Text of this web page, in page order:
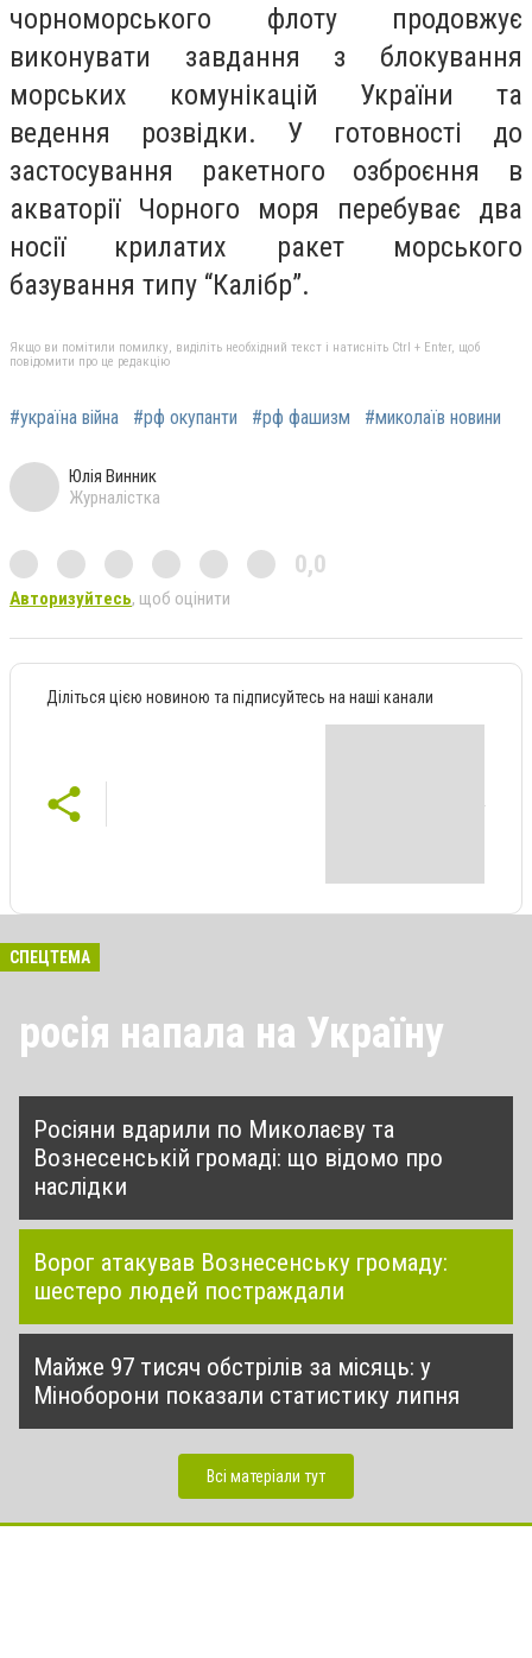
чорноморського флоту продовжує
виконувати завдання з блокування
морських комунікацій України та
ведення розвідки. У готовності до
застосування ракетного озброєння в
акваторії Чорного моря перебуває два
носії крилатих ракет морського
базування типу “Калібр”.
Якщо ви помітили помилку, виділіть необхідний текст і натисніть Ctrl + Enter, щоб
повідомити про це редакцію
#україна війна #рф окупанти #рф фашизм #миколаїв новини
Юлія Винник
Журналістка
0,0
Авторизуйтесь, щоб оцінити
Діліться цією новиною та підписуйтесь на наші канали
СПЕЦТЕМА
росія напала на Україну
Росіяни вдарили по Миколаєву та
Вознесенській громаді: що відомо про
наслідки
Ворог атакував Вознесенську громаду:
шестеро людей постраждали
Майже 97 тисяч обстрілів за місяць: у
Міноборони показали статистику липня
Всі матеріали тут